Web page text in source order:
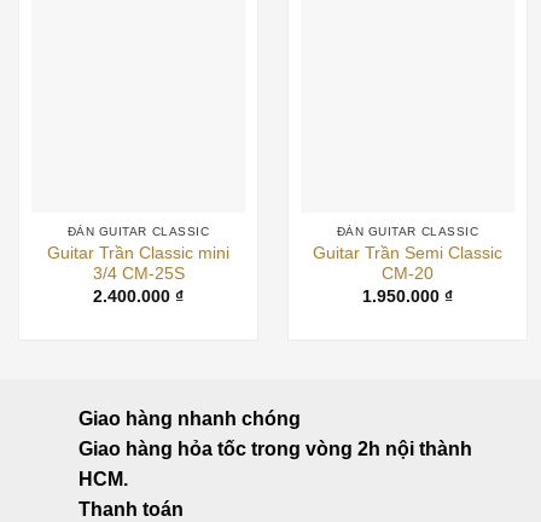
ĐÀN GUITAR CLASSIC
Guitar Trần Classic mini
3/4 CM-25S
2.400.000 ₫
ĐÀN GUITAR CLASSIC
Guitar Trần Semi Classic
CM-20
1.950.000 ₫
Giao hàng nhanh chóng
Giao hàng hỏa tốc trong vòng 2h nội thành
HCM.
Thanh toán